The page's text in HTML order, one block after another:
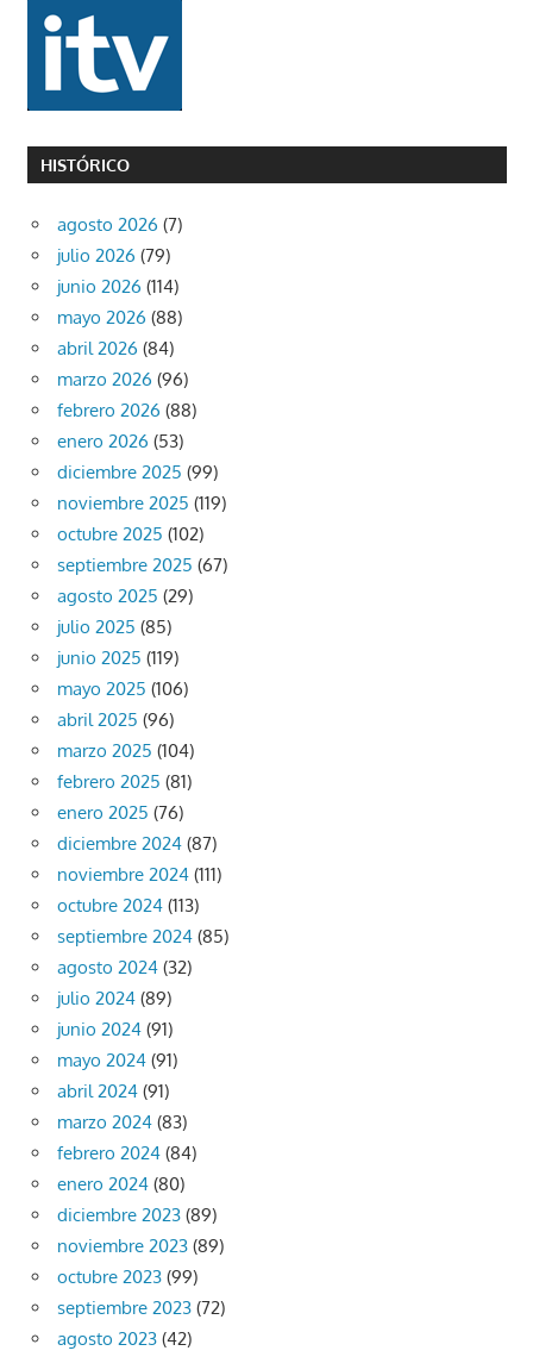
HISTÓRICO
agosto 2026 (7)
julio 2026 (79)
junio 2026 (114)
mayo 2026 (88)
abril 2026 (84)
marzo 2026 (96)
febrero 2026 (88)
enero 2026 (53)
diciembre 2025 (99)
noviembre 2025 (119)
octubre 2025 (102)
septiembre 2025 (67)
agosto 2025 (29)
julio 2025 (85)
junio 2025 (119)
mayo 2025 (106)
abril 2025 (96)
marzo 2025 (104)
febrero 2025 (81)
enero 2025 (76)
diciembre 2024 (87)
noviembre 2024 (111)
octubre 2024 (113)
septiembre 2024 (85)
agosto 2024 (32)
julio 2024 (89)
junio 2024 (91)
mayo 2024 (91)
abril 2024 (91)
marzo 2024 (83)
febrero 2024 (84)
enero 2024 (80)
diciembre 2023 (89)
noviembre 2023 (89)
octubre 2023 (99)
septiembre 2023 (72)
agosto 2023 (42)